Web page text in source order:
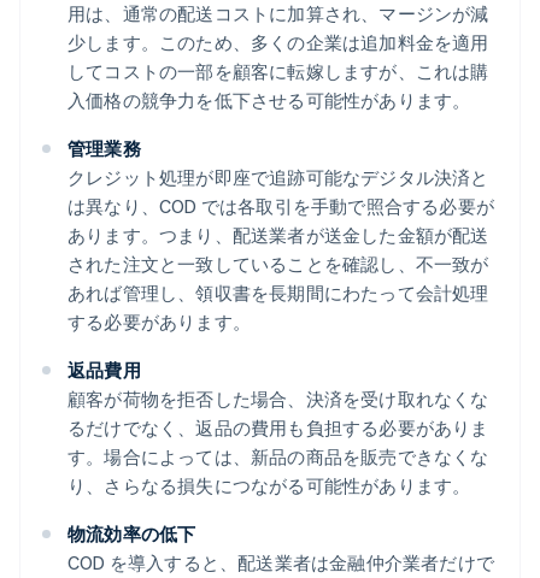
用は、通常の配送コストに加算され、マージンが減
少します。このため、多くの企業は追加料金を適用
してコストの一部を顧客に転嫁しますが、これは購
入価格の競争力を低下させる可能性があります。
管理業務
クレジット処理が即座で追跡可能なデジタル決済と
は異なり、COD では各取引を手動で照合する必要が
あります。つまり、配送業者が送金した金額が配送
された注文と一致していることを確認し、不一致が
あれば管理し、領収書を長期間にわたって会計処理
する必要があります。
返品費用
顧客が荷物を拒否した場合、決済を受け取れなくな
るだけでなく、返品の費用も負担する必要がありま
す。場合によっては、新品の商品を販売できなくな
り、さらなる損失につながる可能性があります。
物流効率の低下
COD を導入すると、配送業者は金融仲介業者だけで